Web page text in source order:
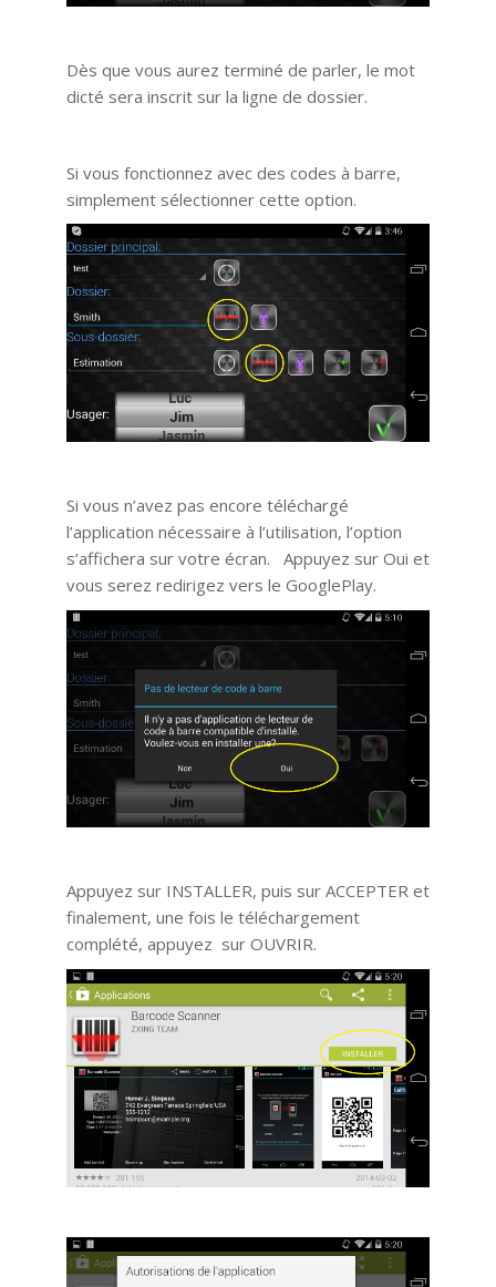
Dès que vous aurez terminé de parler, le mot
dicté sera inscrit sur la ligne de dossier.
Si vous fonctionnez avec des codes à barre,
simplement sélectionner cette option.
Si vous n’avez pas encore téléchargé
l’application nécessaire à l’utilisation, l’option
s’affichera sur votre écran. Appuyez sur Oui et
vous serez redirigez vers le GooglePlay.
Appuyez sur INSTALLER, puis sur ACCEPTER et
finalement, une fois le téléchargement
complété, appuyez sur OUVRIR.